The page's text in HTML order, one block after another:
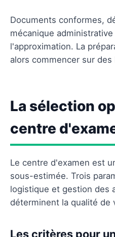
Documents conformes,
mécanique
l'approximation. La
alors commencer sur des
La sélection
centre
Le centre d'examen est
sous-estimée. Trois
logistique et gestion des
déterminent la qualité de
Les critères pour